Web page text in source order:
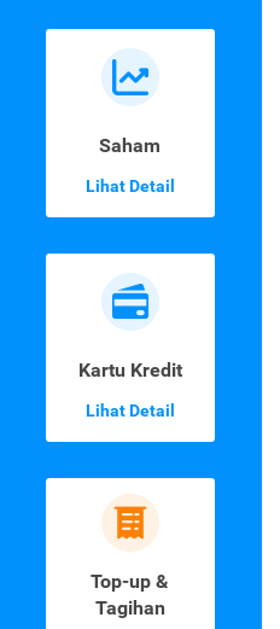
Saham
Lihat Detail
Kartu Kredit
Lihat Detail
Top-up &
Tagihan